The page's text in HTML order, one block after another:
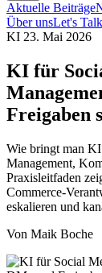
Aktuelle Beiträge
Über unsLet's Talk
KI 23. Mai 2026
KI für
Freigaben
Wie bringt man
Management,
Praxisleitfaden
Commerce-
eskalieren und
Von Maik Boche